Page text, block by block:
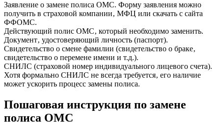
Заявление о замене полиса ОМС. Форму заявления можно
получить в страховой компании‚ МФЦ или скачать с сайта
ФФОМС.
Действующий полис ОМС‚ который необходимо заменить.
Документ‚ удостоверяющий личность (паспорт).
Свидетельство о смене фамилии (свидетельство о браке‚
свидетельство о перемене имени и т.д.).
СНИЛС (страховой номер индивидуального лицевого счета).
Хотя формально СНИЛС не всегда требуется‚ его наличие
может ускорить процесс замены полиса.
Пошаговая инструкция по замене
полиса ОМС